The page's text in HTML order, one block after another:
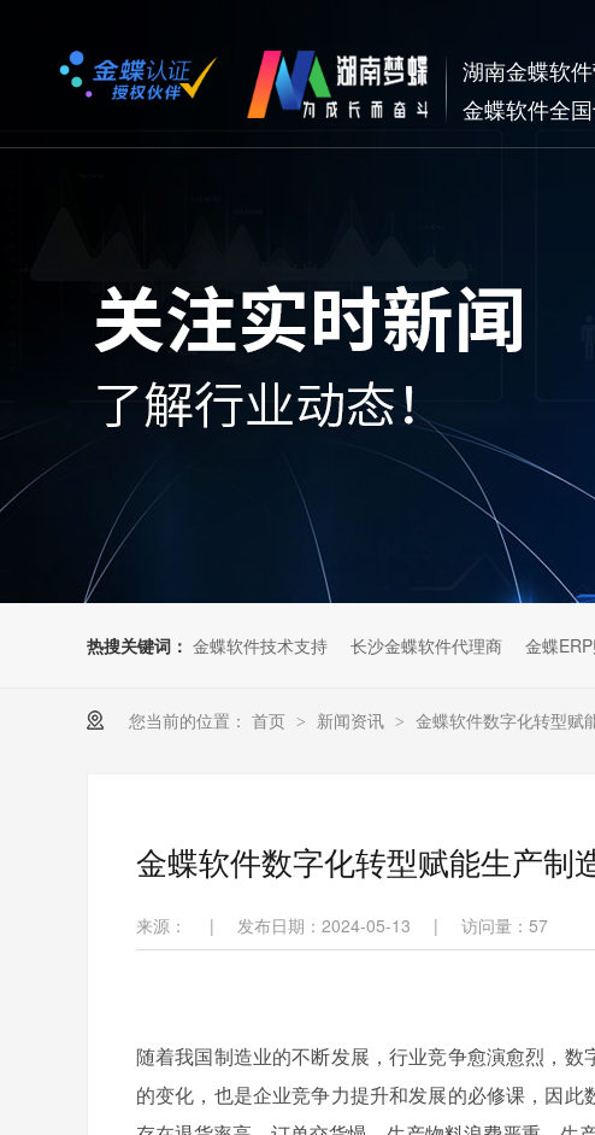
湖南金蝶软
金蝶软件全
热搜关键词： 金蝶软件技术支持 长沙金蝶软件代理商 金蝶
您当前的位置： 首页 > 新闻资讯 > 金蝶软件数字化转型赋
金蝶软件数字化转型赋能生产制
来源： | 发布日期：2024-05-13 | 访问量： 57
随着我国制造业的不断发展，行业竞争愈演愈烈，
的变化，也是企业竞争力提升和发展的必修课，因